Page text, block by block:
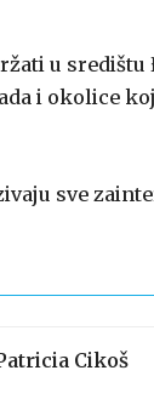
u
i okolice
sve
Cikoš